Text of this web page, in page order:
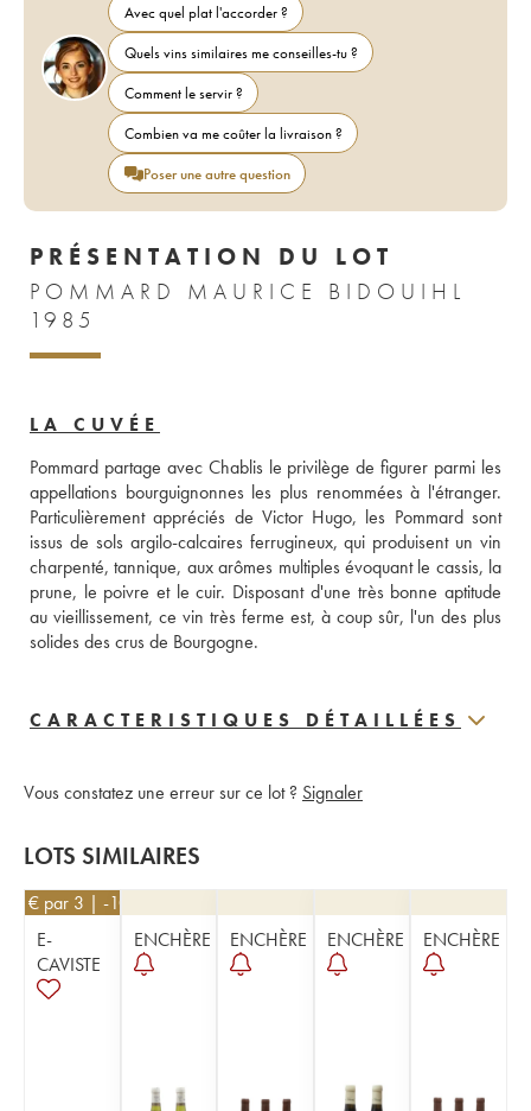
Avec quel plat l'accorder ?
Quels vins similaires me conseilles-tu ?
Comment le servir ?
Combien va me coûter la livraison ?
Poser une autre question
PRÉSENTATION DU LOT
POMMARD MAURICE BIDOUIHL
1985
LA CUVÉE
Pommard partage avec Chablis le privilège de figurer parmi les
appellations bourguignonnes les plus renommées à l'étranger.
Particulièrement appréciés de Victor Hugo, les Pommard sont
issus de sols argilo-calcaires ferrugineux, qui produisent un vin
charpenté, tannique, aux arômes multiples évoquant le cassis, la
prune, le poivre et le cuir. Disposant d'une très bonne aptitude
au vieillissement, ce vin très ferme est, à coup sûr, l'un des plus
solides des crus de Bourgogne.
CARACTERISTIQUES DÉTAILLÉES
Vous constatez une erreur sur ce lot ? Signaler
LOTS SIMILAIRES
171€ par 3 | -10%
E-
CAVISTE
ENCHÈRE ENCHÈRE ENCHÈRE ENCHÈRE